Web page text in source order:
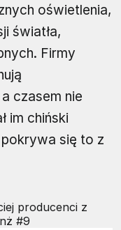
oświetlenia,
światła,
Firmy
czasem nie
im chiński
się to z
producenci z
#9